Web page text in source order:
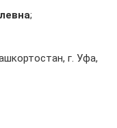
;
г. Уфа,